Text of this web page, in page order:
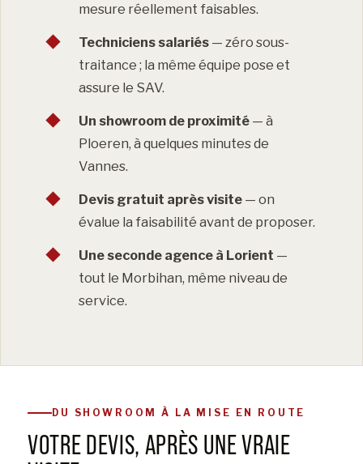
mesure réellement faisables.
Techniciens salariés — zéro sous-
traitance ; la même équipe pose et
assure le SAV.
Un showroom de proximité — à
Ploeren, à quelques minutes de
Vannes.
Devis gratuit après visite — on
évalue la faisabilité avant de proposer.
Une seconde agence à Lorient —
tout le Morbihan, même niveau de
service.
DU SHOWROOM À LA MISE EN ROUTE
VOTRE DEVIS, APRÈS UNE VRAIE